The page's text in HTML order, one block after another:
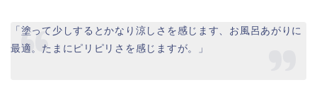
「塗って少しするとかなり涼しさを感じます、お風呂あがりに
最適。たまにピリピリさを感じますが。」